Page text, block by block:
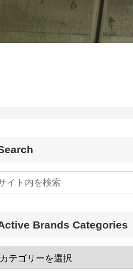
Brands Categories